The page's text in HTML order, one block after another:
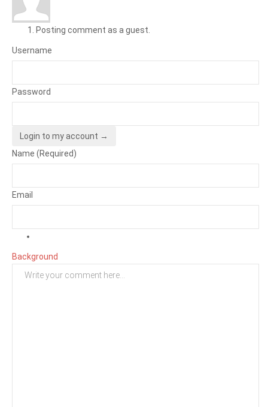
Posting comment as a guest.
Username
Password
Login to my account →
Name (Required)
Email
Background